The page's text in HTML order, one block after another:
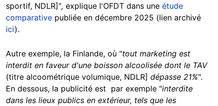
sportif, NDLR]", explique l'OFDT dans une étude
comparative publiée en décembre 2025 (lien archivé
ici).
Autre exemple, la Finlande, où "tout marketing est
interdit en faveur d'une boisson alcoolisée dont le TAV
(titre alcoométrique volumique, NDLR] dépasse 21%".
En dessous, la publicité est par exemple "interdite
dans les lieux publics en extérieur, tels que les